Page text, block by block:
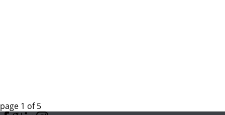
page 1 of5